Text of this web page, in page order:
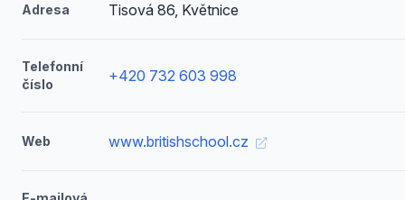
Adresa Tisová 86, Květnice
Telefonní
číslo
+420 732 603 998
Web www.britishschool.cz